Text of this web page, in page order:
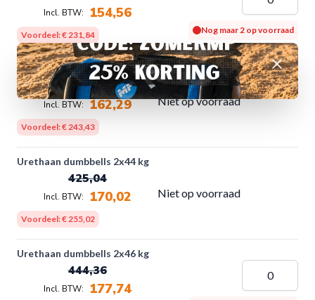
154,56
Voordeel:€ 231,84 Nog maar 2 op voorraad
Urethaan dumbbells 2x42 kg
162,29
405,72
Voordeel:€ 243,43
Niet op voorraad
Urethaan dumbbells 2x44 kg
170,02
425,04
Voordeel:€ 255,02
Niet op voorraad
Urethaan dumbbells 2x46 kg
177,74
444,36
Afwijzen